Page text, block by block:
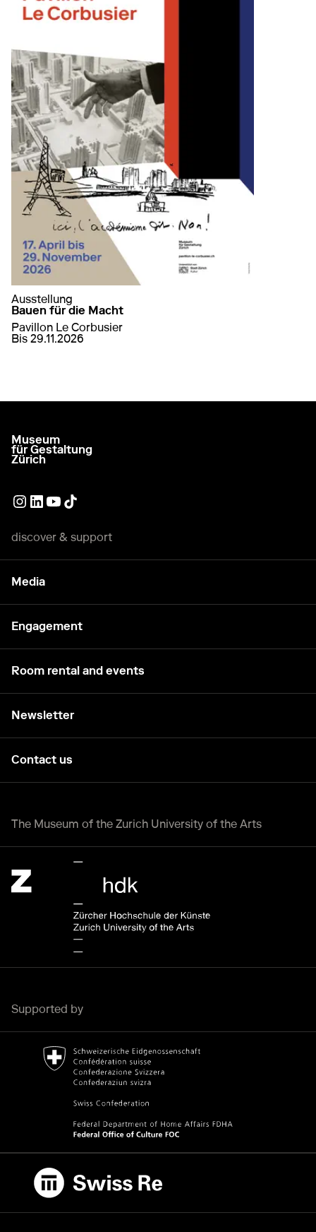
Ausstellung
Bauen für die Macht
Pavillon Le Corbusier
von17. April 2026
Bis 29.11.2026
go to homepage
Museum
für Gestaltung
Zürich
External link
External link
External link
External link
discover & support
Media
Engagement
Room rental and events
Newsletter
Contact us
The Museum of the Zurich University of the Arts
Supported by